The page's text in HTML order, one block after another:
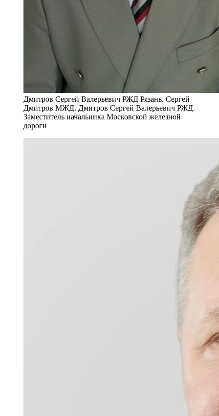
Дмитров Сергей Валерьевич РЖД Рязань. Сергей
Дмитров МЖД. Дмитров Сергей Валерьевич РЖД.
Заместитель начальника Московской железной
дороги